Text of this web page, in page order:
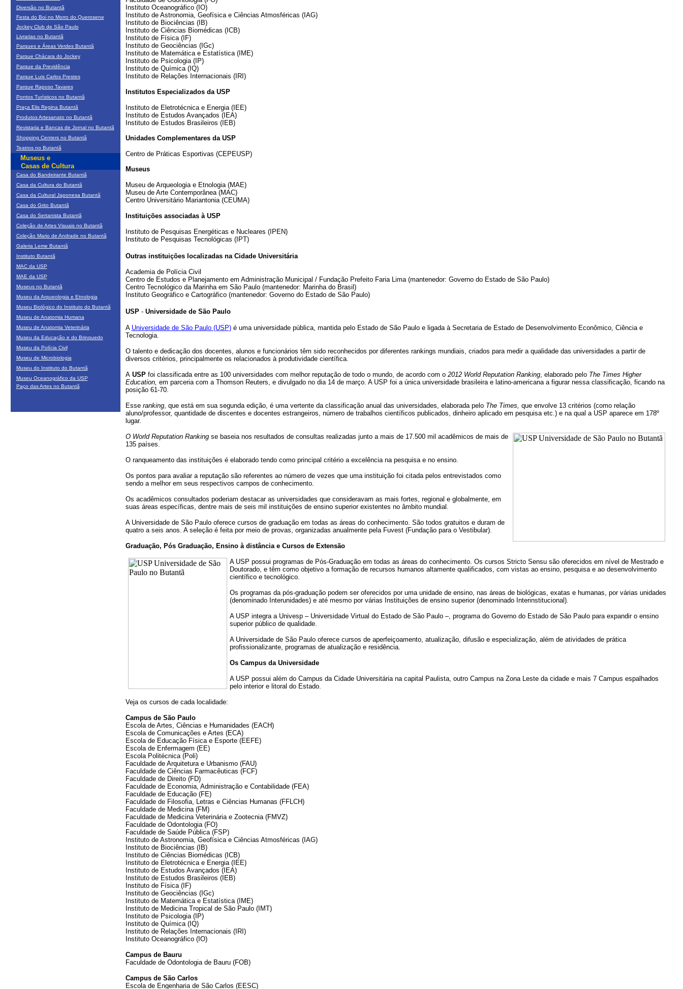
Diversão no Butantã
Festa do Boi no Morro do Querosene
Jockey Club de São Paulo
Livrarias no Butantã
Parques e Áreas Verdes Butantã
Parque Chácara do Jockey
Parque da Previdência
Parque Luis Carlos Prestes
Parque Raposo Tavares
Pontos Turísticos no Butantã
Praça Elis Regina Butantã
Produtos Artesanato no Butantã
Revistaria e Bancas de Jornal no Butantã
Shopping Centers no Butantã
Teatros no Butantã
Museus e
Casas de Cultura
Casa do Bandeirante Butantã
Casa da Cultura do Butantã
Casa da Cultural Japonesa Butantã
Casa do Grito Butantã
Casa do Sertanista Butantã
Coleção de Artes Visuais no Butantã
Coleção Mario de Andrade no Butantã
Galeria Leme Butantã
Instituto Butantã
MAC da USP
MAE da USP
Museus no Butantã
Museu da Arqueologia e Etnologia
Museu Biológico do Instituto do Butantã
Museu de Anatomia Humana
Museu de Anatomia Veterinária
Museu da Educação e do Brinquedo
Museu da Polícia Civil
Museu de Microbiologia
Museu do Instituto do Butantã
Museu Oceanográfico da USP
Paço das Artes no Butantã
Instituto Oceanográfico (IO)
Instituto de Astronomia, Geofísica e Ciências Atmosféricas (IAG)
Instituto de Biociências (IB)
Instituto de Ciências Biomédicas (ICB)
Instituto de Física (IF)
Instituto de Geociências (IGc)
Instituto de Matemática e Estatística (IME)
Instituto de Psicologia (IP)
Instituto de Química (IQ)
Instituto de Relações Internacionais (IRI)
Institutos Especializados da USP
Instituto de Eletrotécnica e Energia (IEE)
Instituto de Estudos Avançados (IEA)
Instituto de Estudos Brasileiros (IEB)
Unidades Complementares da USP
Centro de Práticas Esportivas (CEPEUSP)
Museus
Museu de Arqueologia e Etnologia (MAE)
Museu de Arte Contemporânea (MAC)
Centro Universitário Mariantonia (CEUMA)
Instituições associadas à USP
Instituto de Pesquisas Energéticas e Nucleares (IPEN)
Instituto de Pesquisas Tecnológicas (IPT)
Outras instituições localizadas na Cidade Universitária
Academia de Polícia Civil
Centro de Estudos e Planejamento em Administração Municipal / Fundação Prefeito Faria Lima (mantenedor: Governo do Estado de São Paulo)
Centro Tecnológico da Marinha em São Paulo (mantenedor: Marinha do Brasil)
Instituto Geográfico e Cartográfico (mantenedor: Governo do Estado de São Paulo)
USP - Universidade de São Paulo
A Universidade de São Paulo (USP)é uma universidade pública, mantida pelo Estado de São Paulo e ligada à Secretaria de Estado de Desenvolvimento Econômico, Ciência e
Tecnologia.
O talento e dedicação dos docentes, alunos e funcionários têm sido reconhecidos por diferentes rankings mundiais, criados para medir a qualidade das universidades a partir de
diversos critérios, principalmente os relacionados à produtividade científica.
AUSPfoi classificada entre as 100 universidades com melhor reputação de todo o mundo, de acordo com o 2012 World Reputation Ranking, elaborado pelo The Times Higher
Education, em parceria com a Thomson Reuters, e divulgado no dia 14 de março. A USP foi a única universidade brasileira e latino-americana a figurar nessa classificação, ficando na
posição 61-70.
Esse ranking, que está em sua segunda edição, é uma vertente da classificação anual das universidades, elaborada pelo The Times, que envolve 13 critérios (como relação
aluno/professor, quantidade de discentes e docentes estrangeiros, número de trabalhos científicos publicados, dinheiro aplicado em pesquisa etc.) e na qual a USP aparece em 178º
lugar.
O World Reputation Rankingse baseia nos resultados de consultas realizadas junto a mais de 17.500 mil acadêmicos de mais de
135 países.
O ranqueamento das instituições é elaborado tendo como principal critério a excelência na pesquisa e no ensino.
Os pontos para avaliar a reputação são referentes ao número de vezes que uma instituição foi citada pelos entrevistados como
sendo a melhor em seus respectivos campos de conhecimento.
Os acadêmicos consultados poderiam destacar as universidades que consideravam as mais fortes, regional e globalmente, em
suas áreas específicas, dentre mais de seis mil instituições de ensino superior existentes no âmbito mundial.
A Universidade de São Paulo oferece cursos de graduação em todas as áreas do conhecimento. São todos gratuitos e duram de
quatro a seis anos. A seleção é feita por meio de provas, organizadas anualmente pela Fuvest (Fundação para o Vestibular).
Graduação, Pós Graduação, Ensino à distância e Cursos de Extensão
A USP possui programas de Pós-Graduação em todas as áreas do conhecimento. Os cursos Stricto Sensu são oferecidos em nível de Mestrado e
Doutorado, e têm como objetivo a formação de recursos humanos altamente qualificados, com vistas ao ensino, pesquisa e ao desenvolvimento
científico e tecnológico.
Os programas da pós-graduação podem ser oferecidos por uma unidade de ensino, nas áreas de biológicas, exatas e humanas, por várias unidades
(denominado Interunidades) e até mesmo por várias Instituições de ensino superior (denominado Interinstitucional).
A USP integra a Univesp – Universidade Virtual do Estado de São Paulo –, programa do Governo do Estado de São Paulo para expandir o ensino
superior público de qualidade.
A Universidade de São Paulo oferece cursos de aperfeiçoamento, atualização, difusão e especialização, além de atividades de prática
profissionalizante, programas de atualização e residência.
Os Campus da Universidade
A USP possui além do Campus da Cidade Universitária na capital Paulista, outro Campus na Zona Leste da cidade e mais 7 Campus espalhados
pelo interior e litoral do Estado.
Veja os cursos de cada localidade:
Campus de São Paulo
Escola de Artes, Ciências e Humanidades (EACH)
Escola de Comunicações e Artes (ECA)
Escola de Educação Física e Esporte (EEFE)
Escola de Enfermagem (EE)
Escola Politécnica (Poli)
Faculdade de Arquitetura e Urbanismo (FAU)
Faculdade de Ciências Farmacêuticas (FCF)
Faculdade de Direito (FD)
Faculdade de Economia, Administração e Contabilidade (FEA)
Faculdade de Educação (FE)
Faculdade de Filosofia, Letras e Ciências Humanas (FFLCH)
Faculdade de Medicina (FM)
Faculdade de Medicina Veterinária e Zootecnia (FMVZ)
Faculdade de Odontologia (FO)
Faculdade de Saúde Pública (FSP)
Instituto de Astronomia, Geofísica e Ciências Atmosféricas (IAG)
Instituto de Biociências (IB)
Instituto de Ciências Biomédicas (ICB)
Instituto de Eletrotécnica e Energia (IEE)
Instituto de Estudos Avançados (IEA)
Instituto de Estudos Brasileiros (IEB)
Instituto de Física (IF)
Instituto de Geociências (IGc)
Instituto de Matemática e Estatística (IME)
Instituto de Medicina Tropical de São Paulo (IMT)
Instituto de Psicologia (IP)
Instituto de Química (IQ)
Instituto de Relações Internacionais (IRI)
Instituto Oceanográfico (IO)
Campus de Bauru
Faculdade de Odontologia de Bauru (FOB)
Campus de São Carlos
Escola de Engenharia de São Carlos (EESC)